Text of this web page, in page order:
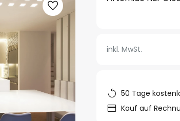
inkl. MwSt.
50 Tage
Kauf auf